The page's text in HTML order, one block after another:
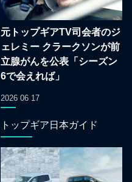
元トップギアTV司会者のジ
ェレミー クラークソンが前
立腺がんを公表「シーズン
6で会えれば」
2026 06 17
トップギア日本ガイド